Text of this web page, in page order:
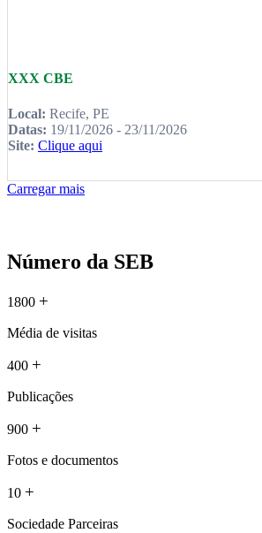
XXX CBE
Local: Recife, PE
Datas: 19/11/2026 - 23/11/2026
Site: Clique aqui
Carregar mais
Número da SEB
1800 +
Média de visitas
400 +
Publicações
900 +
Fotos e documentos
10 +
Sociedade Parceiras